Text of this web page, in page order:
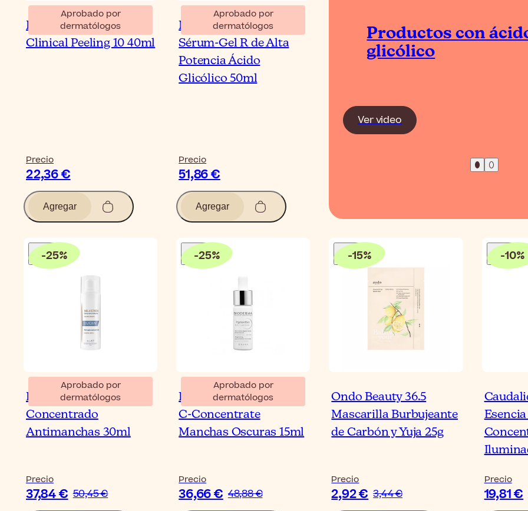
Aprobado por
dermatólogos
Eucerin DermoPure
Clinical Peeling 10 40ml
Precio
22,36 €
Agregar
Aprobado por
dermatólogos
NeoStrata Resurface
Sérum-Gel R de Alta
Potencia Ácido
Glicólico 50ml
Precio
51,86 €
Agregar
Productos con
glicólico
Ver video
-25%
Aprobado por
dermatólogos
Ducray Melascreen
Concentrado
Antimanchas 30ml
Precio
37,84 € 50,45 €
-25%
Aprobado por
dermatólogos
Bioderma Pigmentbio
C-Concentrate
Manchas Oscuras 15ml
Precio
36,66 € 48,88 €
-15%
Ondo Beauty 36.5
Mascarilla Burbujeante
de Carbón y Yuja 25g
Precio
2,92 € 3,44 €
-10%
Precio
19,81 €